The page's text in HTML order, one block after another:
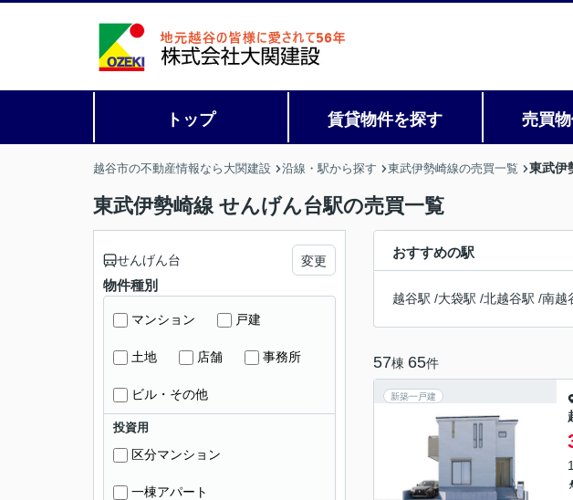
トップ 賃貸物件を探す 売買
越谷市の不動産情報なら大関建設 沿線・駅から探す 東武伊勢崎線の売買一覧 東武伊
東武伊勢崎線 せんげん台駅の売買一覧
おすすめの駅
越谷駅 /大袋駅 /北越谷駅 /南越
57棟 65件
新築一戸建
せんげん台 変更
物件種別
マンション 戸建
土地 店舗 事務所
ビル・その他
投資用
区分マンション
一棟アパート